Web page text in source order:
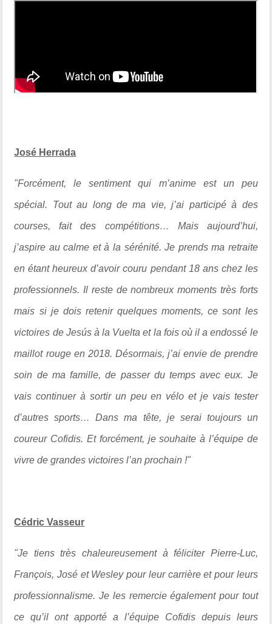
José Herrada
"Forcément, le sentiment qui m’anime est un peu
spécial. Tout au long de ma vie, j’ai participé à des
courses, fait des compétitions… Mais aujourd’hui,
j’aspire au calme et à la sérénité. Je prends ma retraite
en étant heureux d’avoir couru pendant 18 ans chez les
professionnels. Il reste de nombreux moments très forts
mais si je dois retenir quelques moments, ce sont les
victoires de Jesús à la Vuelta et la fois où il a endossé le
maillot rouge en 2018. Désormais, j’ai envie de prendre
soin de ma famille, de passer du temps avec eux. Je
vais continuer à sortir un peu en vélo et je vais tester
d’autres sports… Dans ma tête, je serai toujours un
coureur Cofidis. Et forcément, je souhaite à l’équipe de
vivre de grandes victoires l’an prochain !"
Cédric Vasseur
"Je tiens très chaleureusement à féliciter Pierre-Luc,
François, José et Wesley pour leur carrière et pour leurs
professionnalisme. Je les remercie également pour tout
ce qu’il ont apporté a l’équipe Cofidis depuis leurs